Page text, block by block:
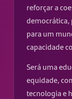
reforçar a
para um
capacidade
Será uma
equidade,
tecnologia e